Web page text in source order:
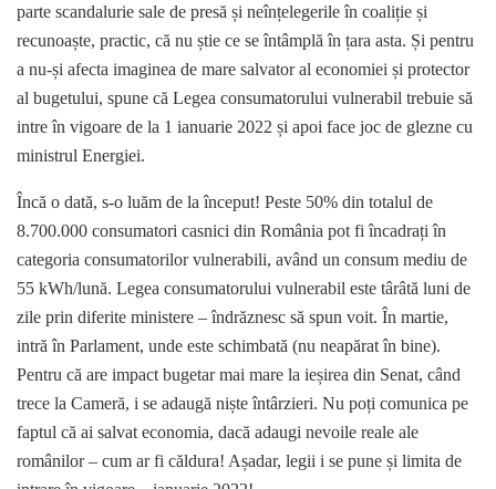
parte scandalurie sale de presă și neînțelegerile în coaliție și
recunoaște, practic, că nu știe ce se întâmplă în țara asta. Și pentru
a nu-și afecta imaginea de mare salvator al economiei și protector
al bugetului, spune că Legea consumatorului vulnerabil trebuie să
intre în vigoare de la 1 ianuarie 2022 și apoi face joc de glezne cu
ministrul Energiei.
Încă o dată, s-o luăm de la început! Peste 50% din totalul de
8.700.000 consumatori casnici din România pot fi încadrați în
categoria consumatorilor vulnerabili, având un consum mediu de
55 kWh/lună. Legea consumatorului vulnerabil este târâtă luni de
zile prin diferite ministere – îndrăznesc să spun voit. În martie,
intră în Parlament, unde este schimbată (nu neapărat în bine).
Pentru că are impact bugetar mai mare la ieșirea din Senat, când
trece la Cameră, i se adaugă niște întârzieri. Nu poți comunica pe
faptul că ai salvat economia, dacă adaugi nevoile reale ale
românilor – cum ar fi căldura! Așadar, legii i se pune și limita de